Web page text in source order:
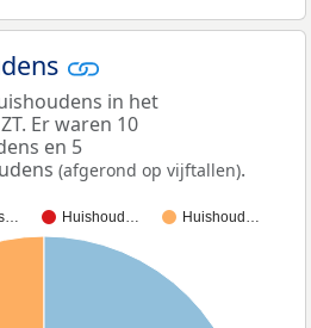
in het
Er waren 10
en 5
(afgerond op vijftallen).
Huishoud… Huishoud…